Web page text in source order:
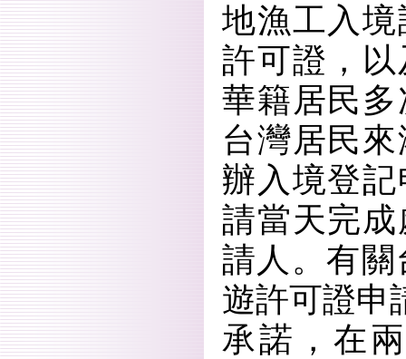
地漁工入
許可證，
華籍居民
台灣居民
辦入境登
請當天完
請人。有
遊許可證申
承諾，在